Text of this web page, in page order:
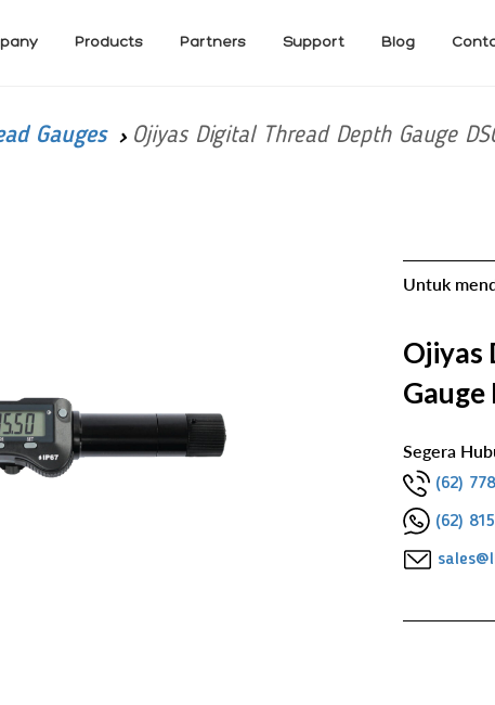
Products Partners Support Blog
Gauges Ojiyas Digital Thread Depth Gauge
Untuk
Ojiyas
Gauge
Segera
(62)
(62)